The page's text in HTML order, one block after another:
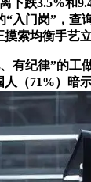
入门岗”，
索均衡手艺
纪律”的工
（71%）